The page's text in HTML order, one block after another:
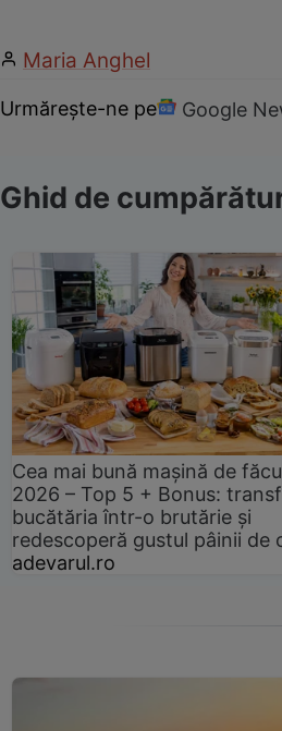
Maria Anghel
Urmărește-ne pe Google
Ghid de
Cea mai bună mașină de
2026 – Top 5 + Bonus:
bucătăria într-o brutărie și
redescoperă gustul pâinii de
adevarul.ro